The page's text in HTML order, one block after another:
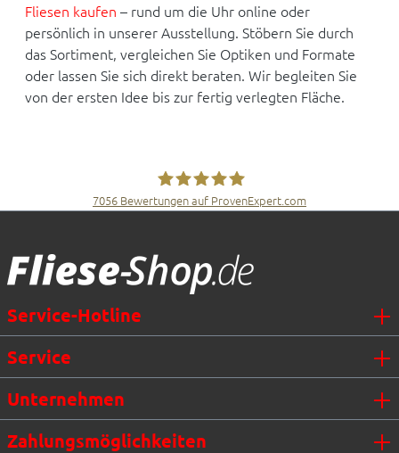
Fliesen kaufen – rund um die Uhr online oder
persönlich in unserer Ausstellung. Stöbern Sie durch
das Sortiment, vergleichen Sie Optiken und Formate
oder lassen Sie sich direkt beraten. Wir begleiten Sie
von der ersten Idee bis zur fertig verlegten Fläche.
7056 Bewertungen auf ProvenExpert.com
Service-Hotline
Service
Unternehmen
Zahlungsmöglichkeiten